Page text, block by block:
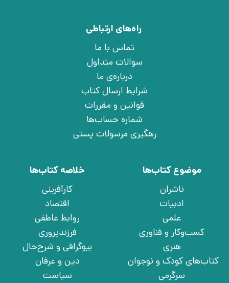
راه‌های ارتباطی
تماس با ما
سوالات متداول
درباره‌ی ما
شرایط ارسال کتاب
قوانین و مقررات
شماره حساب‌ها
رهگیری مرسولات پستی
موضوع کتاب‌ها
ناشران
ادبیات
علمی
کسب‌وکار و فناوری
هنری
کتاب‌های کودک و نوجوان
سرگرمی
خلاصه کتاب‌ها
کارآفرینی
اقتصاد
روابط عاطفی
فرزندپروری
بیوگرافی و شرح‌حال
دین و عرفان
سیاست